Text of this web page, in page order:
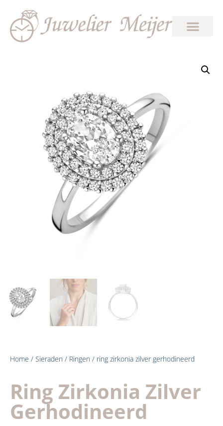
Home / Sieraden / Ringen / ring zirkonia zilver gerhodineerd
Ring Zirkonia Zilver
Gerhodineerd